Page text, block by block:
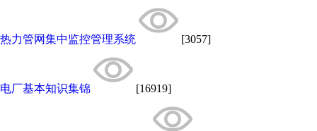
热力管网集中监控管理系统 [3057]
电厂基本知识集锦 [16919]